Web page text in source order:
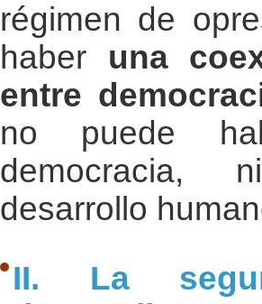
régimen de
haber una
entre
no puede
democracia,
desarrollo
II. La